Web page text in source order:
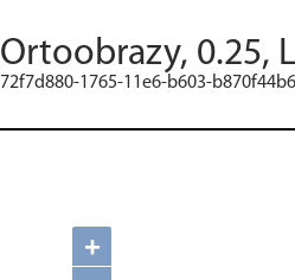
Ortoobrazy, 0.25,
72f7d880-1765-11e6-b603-
+